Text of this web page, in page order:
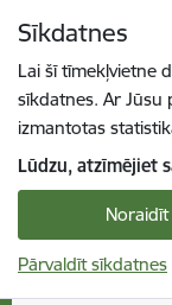
Sīkdatnes
Lai šī tīmekļvietne
sīkdatnes. Ar Jūsu
izmantotas
Lūdzu, atzīmējiet
Noraidīt
Pārvaldīt sīkdatnes